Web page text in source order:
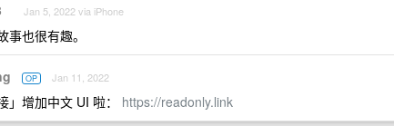
Jan 5, 2022 via iPhone
事也很有趣。
OP Jan 11, 2022
」增加中文 UI 啦： https://readonly.link